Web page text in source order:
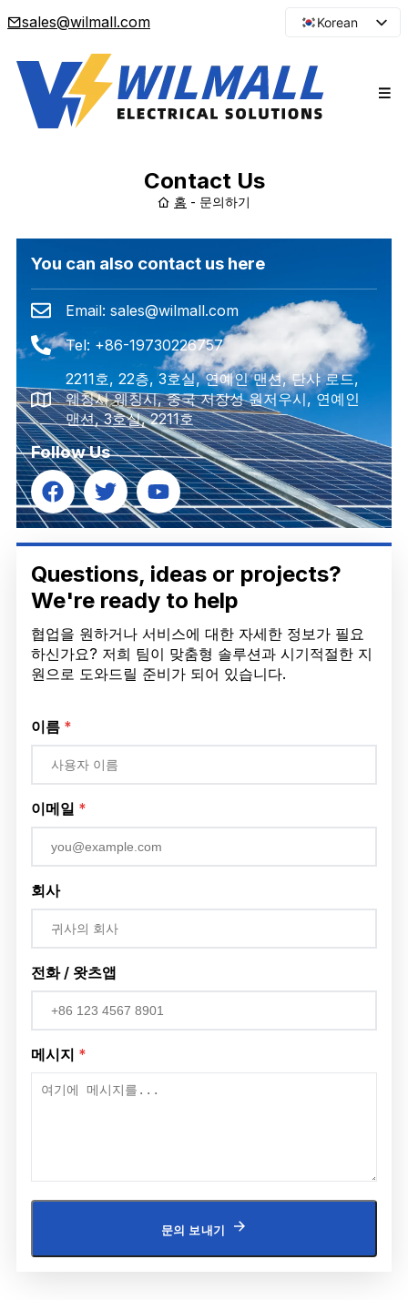
sales@wilmall.com
Korean
French
Contact Us
홈 - 문의하기
You can also contact us here
Email: sales@wilmall.com
Tel: +86-19730226757
2211호, 22층, 3호실, 연예인 맨션, 단샤 로드,
웨칭시 웨칭시, 중국 저장성 원저우시, 연예인
맨션, 3호실, 2211호
Follow Us
Questions, ideas or projects?
We're ready to help
협업을 원하거나 서비스에 대한 자세한 정보가 필요
하신가요? 저희 팀이 맞춤형 솔루션과 시기적절한 지
원으로 도와드릴 준비가 되어 있습니다.
이름 *
이메일 *
회사
전화 / 왓츠앱
메시지 *
문의 보내기